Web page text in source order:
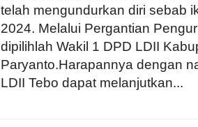
telah mengundurkan diri sebab
2024. Melalui Pergantian
dipilihlah Wakil 1 DPD LDII
Paryanto.Harapannya dengan
LDII Tebo dapat melanjutkan...